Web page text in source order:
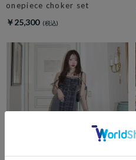
onepiece choker set
￥25,300